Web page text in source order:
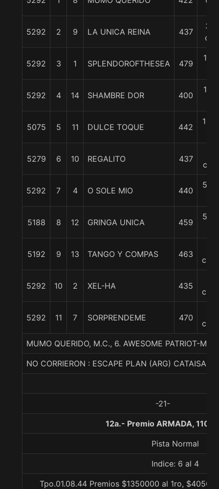
5292 2 9 LA UNICA REINA 437
3/4
cpo
5292 3 1 SPLENDOROFTHESEA 479
1 1/
5292 4 14 SHAMBRE DOR 400
1 1/
5075 5 11 DULCE TOQUE 442
1 3/
5279 6 10 REGALITO 437
5292 7 4 O SOLE MIO 440
5 1/
5188 8 12 GRINGA UNICA 459
5 1/
5192 9 13 TANGO Y COMPAS 463
5292 10 2 XEL-HA 435
5292 11 7 SORPRENDEME 470
MUMO QUERIDO, M.C., 6. AWESOME PATRIOT-
NO CORRIERON : ESCAPE PLAN (ARG) CATAISA
-21-
12a.- Premio ARMADA, 1100
Pista Normal
Indice: 6 al 4
Tpo.01.08.44 Premios $1350000 al 1ro,